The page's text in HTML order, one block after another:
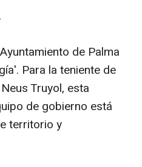
de Palma
Para la teniente de
Truyol, esta
de gobierno está
territorio y